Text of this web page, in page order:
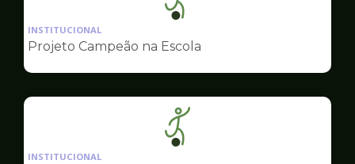
Ilustração
da
pagina
Esportes
INSTITUCIONAL
Projeto Campeão na Escola
Ilustração
da
INSTITUCIONAL